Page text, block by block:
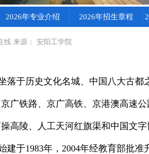
2026年专业介绍 2026年招生章程
线 来源： 安阳工学院
于历史文化名城、中国八大古都
广铁路、京广高铁、京港澳高速
高陵、人工天河红旗渠和中国文
于1983年，2004年经教育部批准